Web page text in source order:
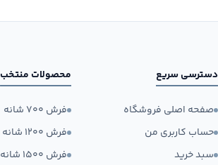
دسترسی سریع
صفحه اصلی فروشگاه
حساب کاربری من
سبد خرید
محصولات منتخب
فرش ۷۰۰ شانه
فرش ۱۲۰۰ شانه
فرش ۱۵۰۰ شانه